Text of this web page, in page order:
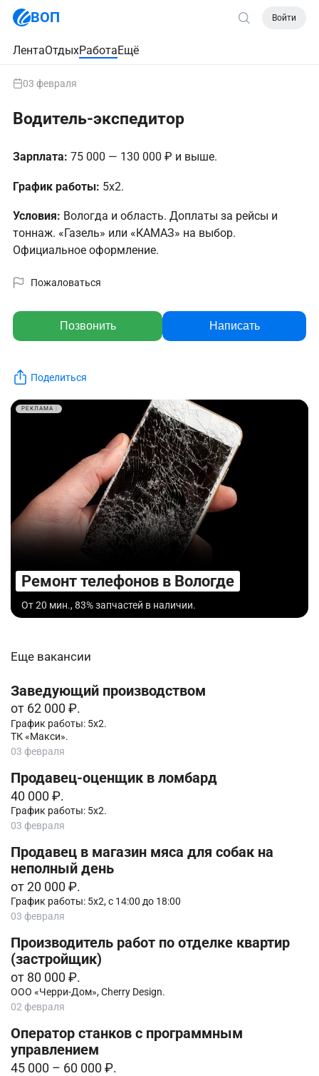
ВОП Войти
ЛентаОтдыхРаботаЕщё
03 февраля
Водитель-экспедитор
Зарплата: 75 000 — 130 000 ₽ и выше.
График работы: 5х2.
Условия: Вологда и область. Доплаты за рейсы и
тоннаж. «Газель» или «КАМАЗ» на выбор.
Официальное оформление.
Пожаловаться
Позвонить Написать
Поделиться
РЕКЛАМА
Ремонт телефонов в Вологде
От 20 мин., 83% запчастей в наличии.
Еще вакансии
Заведующий производством
от 62 000 ₽.
График работы: 5х2.
ТК «Макси».
03 февраля
Продавец-оценщик в ломбард
40 000 ₽.
График работы: 5х2.
03 февраля
Продавец в магазин мяса для собак на
неполный день
от 20 000 ₽.
График работы: 5х2, с 14:00 до 18:00
03 февраля
Производитель работ по отделке квартир
(застройщик)
от 80 000 ₽.
ООО «Черри-Дом», Cherry Design.
02 февраля
Оператор станков с программным
управлением
45 000 – 60 000 ₽.